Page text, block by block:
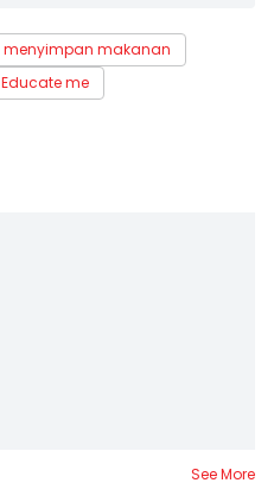
menyimpan makanan
Educate me
See More